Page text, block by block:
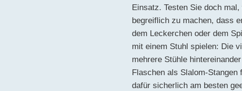
Einsatz. Testen Sie doch
begreiflich zu machen, dass
dem Leckerchen oder dem
mit einem Stuhl spielen: Die
mehrere Stühle
Flaschen als Slalom-
dafür sicherlich am besten